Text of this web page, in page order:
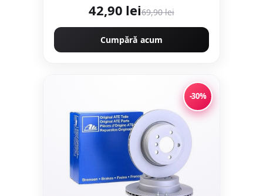
antiderapanta
42,90 lei69,90 lei
Cumpără acum
-30%